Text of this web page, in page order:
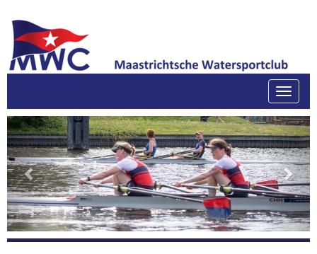
Previous Next